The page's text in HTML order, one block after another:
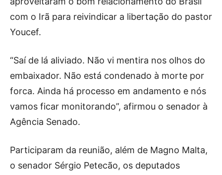
com o Irã para reivindicar a libertação do pastor
Youcef.
“Saí de lá aliviado. Não vi mentira nos olhos do
embaixador. Não está condenado à morte por
forca. Ainda há processo em andamento e nós
vamos ficar monitorando”, afirmou o senador à
Agência Senado.
Participaram da reunião, além de Magno Malta,
o senador Sérgio Petecão, os deputados